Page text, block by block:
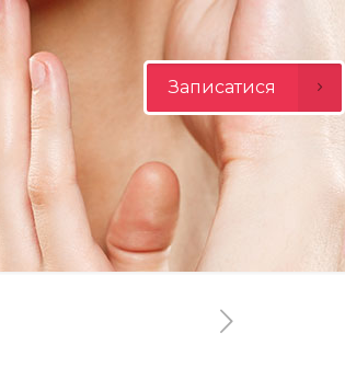
Записатися